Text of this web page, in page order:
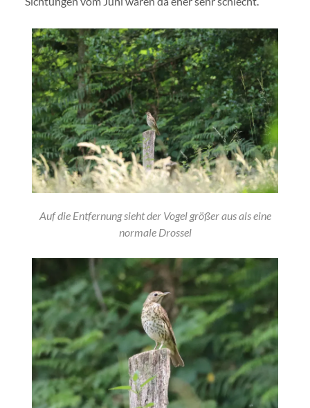
Auf die Entfernung sieht der Vogel größer aus als eine
normale Drossel